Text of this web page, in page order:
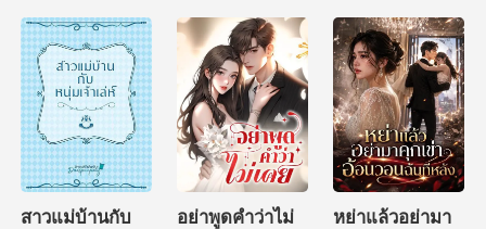
สาวแม่บ้านกับ
อย่าพูดคำว่าไม่
หย่าแล้วอย่ามา